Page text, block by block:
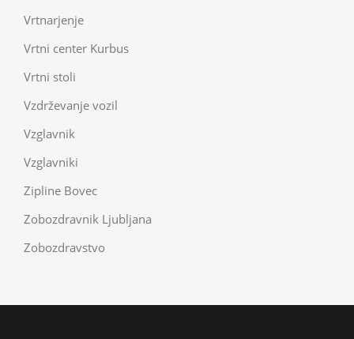
Vrtnarjenje
Vrtni center Kurbus
Vrtni stoli
Vzdrževanje vozil
Vzglavnik
Vzglavniki
Zipline Bovec
Zobozdravnik Ljubljana
Zobozdravstvo